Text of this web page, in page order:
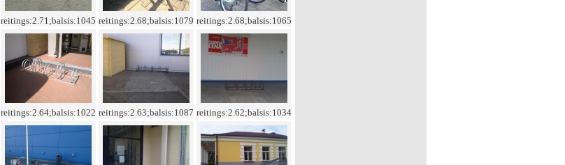
reitings:2.71;balsis:1045 reitings:2.68;balsis:1079 reitings:2.68;balsis:1065
reitings:2.64;balsis:1022 reitings:2.63;balsis:1087 reitings:2.62;balsis:1034